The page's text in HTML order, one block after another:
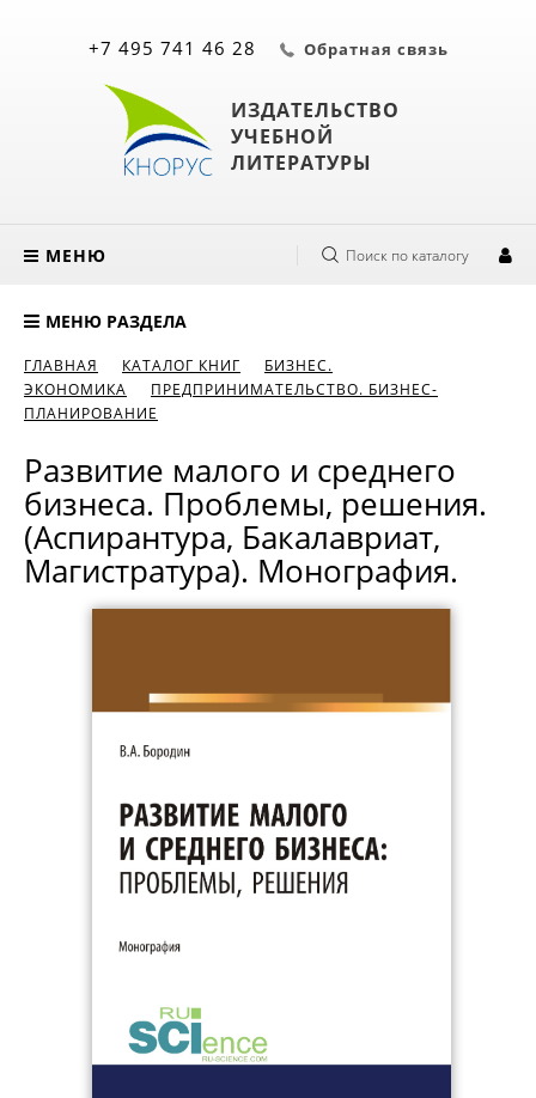
ИЗДАТЕЛЬСТВО
УЧЕБНОЙ
ЛИТЕРАТУРЫ
+7 495 741 46 28 Обратная связь
МЕНЮ Поиск по каталогу
МЕНЮ РАЗДЕЛА
ГЛАВНАЯ КАТАЛОГ КНИГ
БИЗНЕС.
ЭКОНОМИКА
ПРЕДПРИНИМАТЕЛЬСТВО. БИЗНЕС-
ПЛАНИРОВАНИЕ
Развитие малого и среднего
бизнеса. Проблемы, решения.
(Аспирантура, Бакалавриат,
Магистратура). Монография.